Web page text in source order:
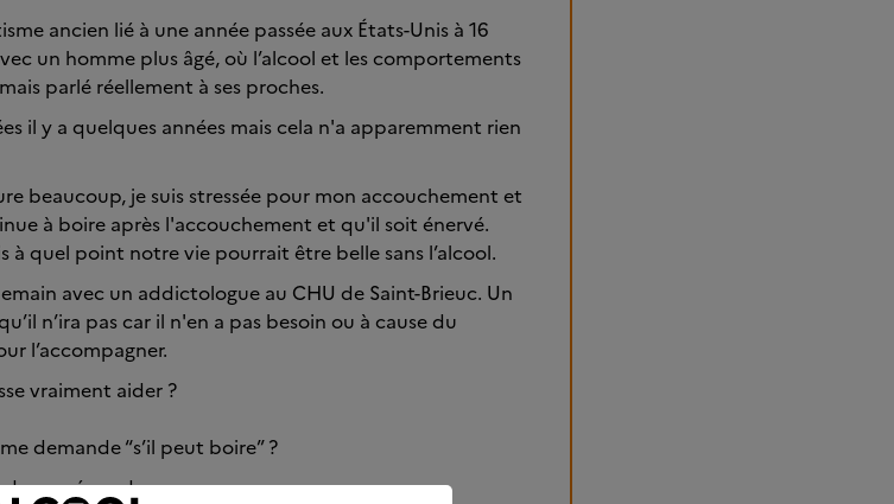
ancien lié à une année passée aux États-Unis à 16
un homme plus âgé, où l’alcool et les comportements
parlé réellement à ses proches.
il y a quelques années mais cela n'a apparemment rien
beaucoup, je suis stressée pour mon accouchement et
à boire après l'accouchement et qu'il soit énervé.
à quel point notre vie pourrait être belle sans l’alcool.
avec un addictologue au CHU de Saint-Brieuc. Un
n’ira pas car il n'en a pas besoin ou à cause du
l’accompagner.
vraiment aider ?
demande “s’il peut boire” ?
me répondre.